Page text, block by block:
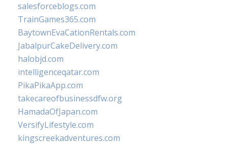
salesforceblogs.com
TrainGames365.com
BaytownEvaCationRentals.com
JabalpurCakeDelivery.com
halobjd.com
intelligenceqatar.com
PikaPikaApp.com
takecareofbusinessdfw.org
HamadaOfJapan.com
VersifyLifestyle.com
kingscreekadventures.com